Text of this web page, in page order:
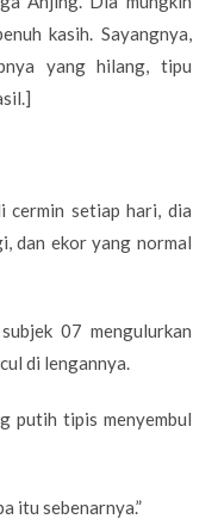
kasih. Sayangnya,
yang hilang, tipu
cermin setiap hari, dia
dan ekor yang normal
07 mengulurkan
di lengannya.
putih tipis menyembul
itu sebenarnya.”